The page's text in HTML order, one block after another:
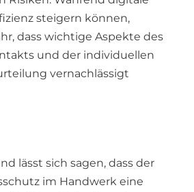
steigern können,
dass wichtige Aspekte des
und der individuellen
vernachlässigt
lässt sich sagen, dass der
im Handwerk eine